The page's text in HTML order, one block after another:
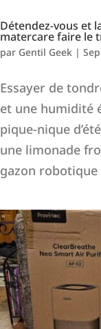
Détendez-vous et
matercare faire le
par Gentil Geek |
Essayer de
et une humidité
pique-nique
une limonade
gazon